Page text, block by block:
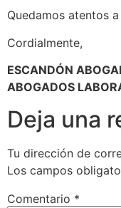
Quedamos atentos
Cordialmente,
ESCANDÓN
ABOGADOS
Deja una
Tu dirección de
Los campos
Comentario *